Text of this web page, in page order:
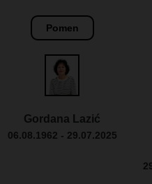
Pomen
Gordana Lazić
06.08.1962 - 29.07.2025